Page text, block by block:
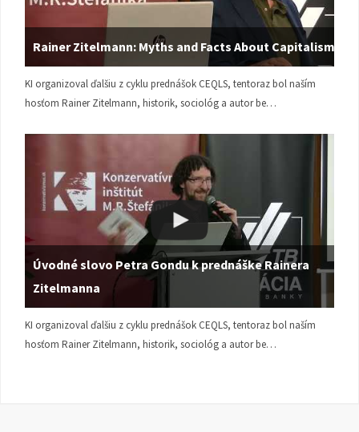
Rainer Zitelmann: Myths and Facts About Capitalism
KI organizoval ďalšiu z cyklu prednášok CEQLS, tentoraz bol naším
hosťom Rainer Zitelmann, historik, sociológ a autor be…
Úvodné slovo Petra Gondu k prednáške Rainera
Zitelmanna
KI organizoval ďalšiu z cyklu prednášok CEQLS, tentoraz bol naším
hosťom Rainer Zitelmann, historik, sociológ a autor be…